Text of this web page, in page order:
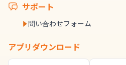
サポート
問い合わせフォーム
アプリダウンロード